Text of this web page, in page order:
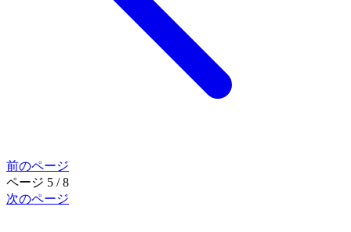
前のページ
ページ 5 / 8
次のページ